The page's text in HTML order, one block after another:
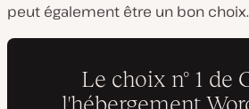
peut également être un bon choix.